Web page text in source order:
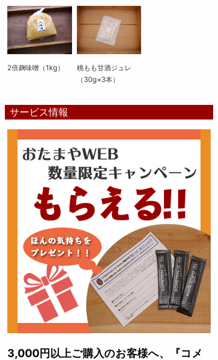
2倍麹味噌（1kg）
桃もも甘酒ジュレ
（30g×3本）
サービス情報
3,000円以上ご購入のお客様へ、『コメ